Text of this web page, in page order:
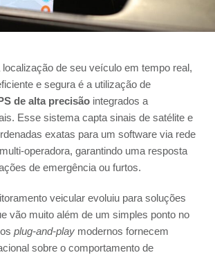
de seu veículo em tempo real,
e segura é a utilização de
de alta precisão integrados a
Esse sistema capta sinais de satélite e
exatas para um software via rede
operadora, garantindo uma resposta
de emergência ou furtos.
veicular evoluiu para soluções
vão muito além de um simples ponto no
plug-and-play modernos fornecem
sobre o comportamento de